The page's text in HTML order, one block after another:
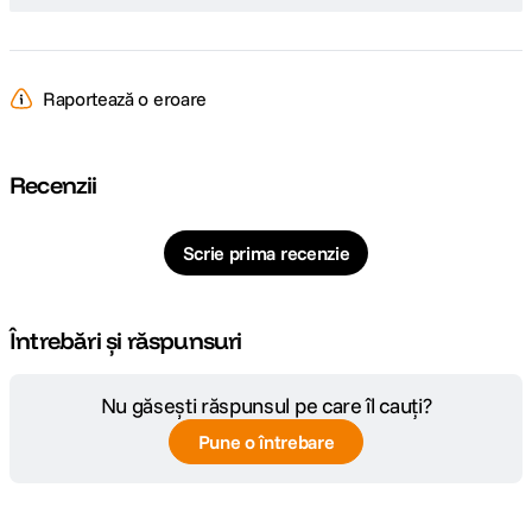
Audio Out 1
USB type B 1 (Mini)
Raportează o eroare
Recenzii
Scrie prima recenzie
Întrebări și răspunsuri
Nu găsești răspunsul pe care îl cauți?
Pune o întrebare